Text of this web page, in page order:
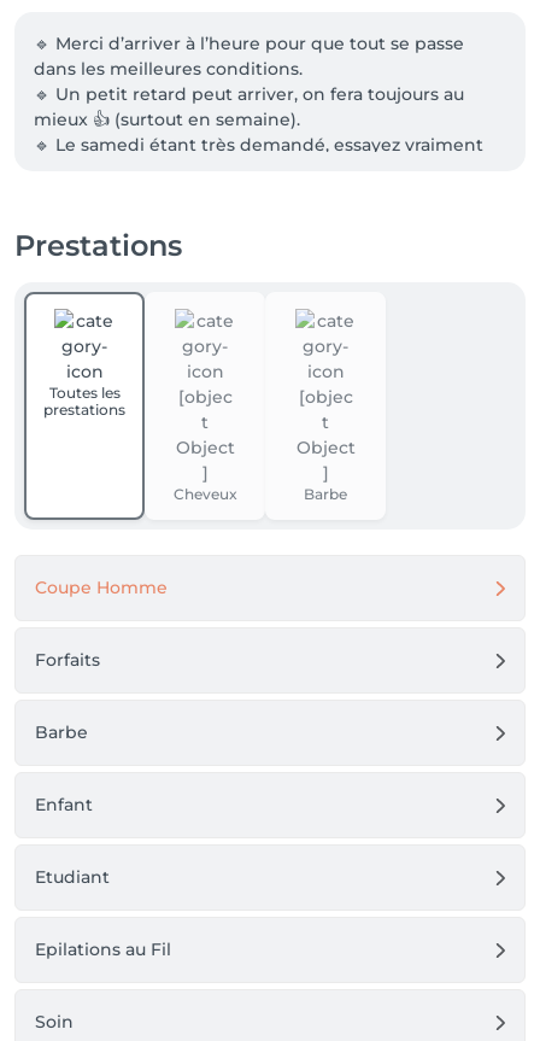
🔹 Merci d’arriver à l’heure pour que tout se passe
dans les meilleures conditions.
🔹 Un petit retard peut arriver, on fera toujours au
mieux 👍 (surtout en semaine).
🔹 Le samedi étant très demandé, essayez vraiment
🔹 Si possible, venez seul pour plus de confort dans le
Merci et à très vite chez PRINCE 💈
Prestations
Toutes les
prestations
Cheveux Barbe
Coupe Homme
Forfaits
Barbe
Enfant
Etudiant
Epilations au Fil
Soin